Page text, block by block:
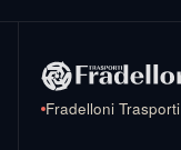
Fradelloni Trasporti